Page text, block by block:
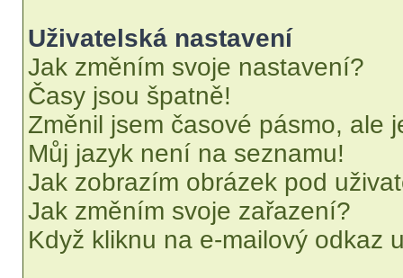
Uživatelská nastavení
Jak změním svoje nastavení?
Časy jsou špatně!
Změnil jsem časové pásmo, ale
Můj jazyk není na seznamu!
Jak zobrazím obrázek pod
Jak změním svoje zařazení?
Když kliknu na e-mailový odkaz